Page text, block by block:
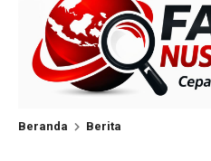
Beranda Berita